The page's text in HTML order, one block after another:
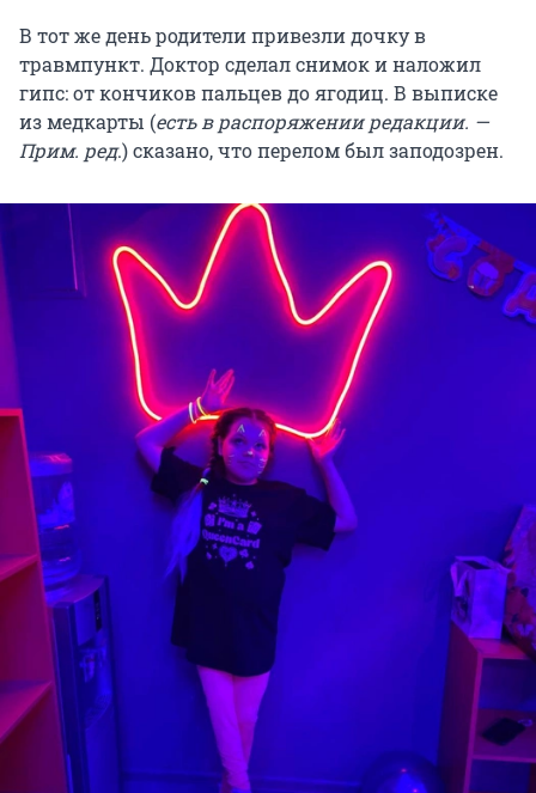
В тот же день родители привезли дочку в
травмпункт. Доктор сделал снимок и наложил
гипс: от кончиков пальцев до ягодиц. В выписке
из медкарты (есть в распоряжении редакции. —
Прим. ред.) сказано, что перелом был заподозрен.